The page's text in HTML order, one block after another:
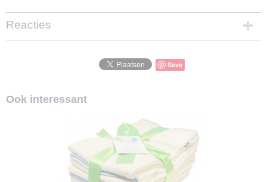
Reacties
Save
Ook interessant